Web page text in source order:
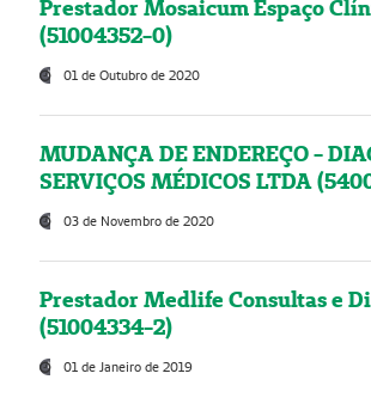
Prestador Mosaicum Espaço
(51004352-0)
01 de Outubro de 2020
MUDANÇA DE ENDEREÇO -
SERVIÇOS MÉDICOS LTDA
03 de Novembro de 2020
Prestador Medlife Consultas e
(51004334-2)
01 de Janeiro de 2019